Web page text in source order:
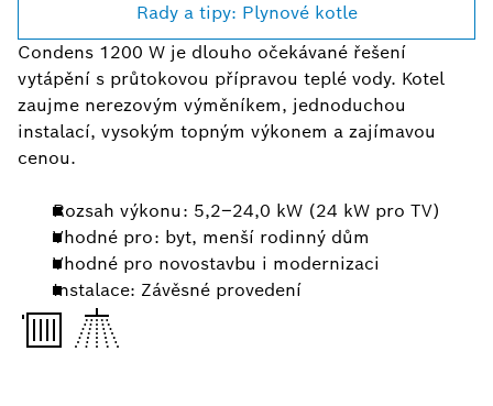
Rady a tipy: Plynové kotle
Condens 1200 W je dlouho očekávané řešení
vytápění s průtokovou přípravou teplé vody. Kotel
zaujme nerezovým výměníkem, jednoduchou
instalací, vysokým topným výkonem a zajímavou
cenou.
Rozsah výkonu: 5,2–24,0 kW (24 kW pro TV)
Vhodné pro: byt, menší rodinný dům
Vhodné pro novostavbu i modernizaci
Instalace: Závěsné provedení